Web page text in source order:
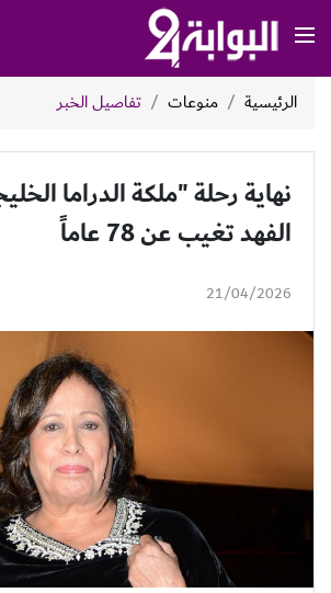
الرئيسية منوعات تفاصيل الخبر
نهاية رحلة "ملكة الدراما
الفهد تغيب عن 78 عاماً
21/04/2026